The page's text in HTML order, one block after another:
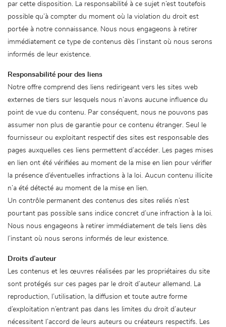
par cette disposition. La responsabilité à ce sujet n’est toutefois
possible qu’à compter du moment où la violation du droit est
portée à notre connaissance. Nous nous engageons à retirer
immédiatement ce type de contenus dès l’instant où nous serons
informés de leur existence.
Responsabilité pour des liens
Notre offre comprend des liens redirigeant vers les sites web
externes de tiers sur lesquels nous n’avons aucune influence du
point de vue du contenu. Par conséquent, nous ne pouvons pas
assumer non plus de garantie pour ce contenu étranger. Seul le
fournisseur ou exploitant respectif des sites est responsable des
pages auxquelles ces liens permettent d’accéder. Les pages mises
en lien ont été vérifiées au moment de la mise en lien pour vérifier
la présence d’éventuelles infractions à la loi. Aucun contenu illicite
n’a été détecté au moment de la mise en lien.
Un contrôle permanent des contenus des sites reliés n’est
pourtant pas possible sans indice concret d’une infraction à la loi.
Nous nous engageons à retirer immédiatement de tels liens dès
l’instant où nous serons informés de leur existence.
Droits d’auteur
Les contenus et les œuvres réalisées par les propriétaires du site
sont protégés sur ces pages par le droit d’auteur allemand. La
reproduction, l’utilisation, la diffusion et toute autre forme
d’exploitation n’entrant pas dans les limites du droit d’auteur
nécessitent l’accord de leurs auteurs ou créateurs respectifs. Les